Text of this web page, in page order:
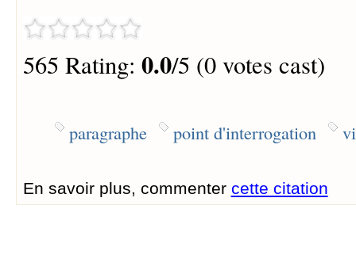
565 Rating: 0.0/5 (0 votes cast)
paragraphe point d'interrogation
En savoir plus, commenter cette citation